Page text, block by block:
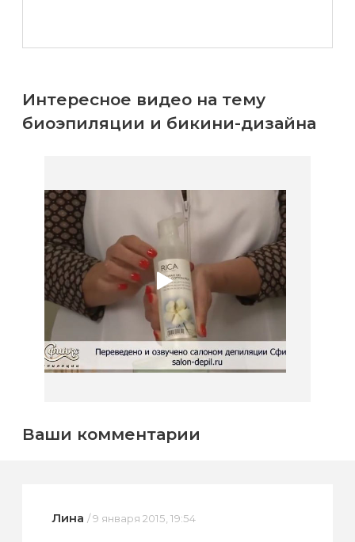
Интересное видео на тему
биоэпиляции и бикини-дизайна
Ваши комментарии
Лина / 9 января 2015, 19:54